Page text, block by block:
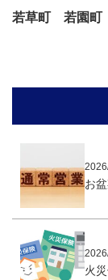
若草町
若園町
お
火